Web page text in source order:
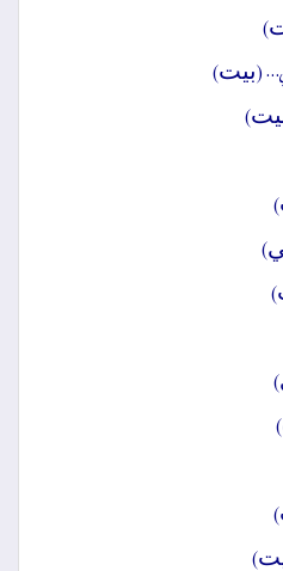
)
(بيت)
)
)
)
)
)
)
)
)